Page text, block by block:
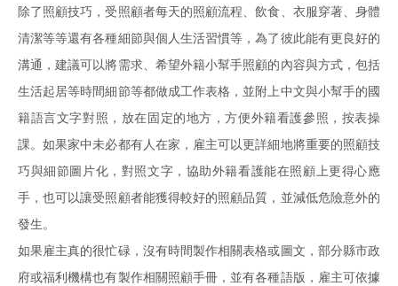
除了照顧技巧，受照顧者每天的照顧流程、飲食、衣服穿著、身體
清潔等等還有各種細節與個人生活習慣等，為了彼此能有更良好的
溝通，建議可以將需求、希望外籍小幫手照顧的內容與方式，包括
生活起居等時間細節等都做成工作表格，並附上中文與小幫手的國
籍語言文字對照，放在固定的地方，方便外籍看護參照，按表操
課。如果家中未必都有人在家，雇主可以更詳細地將重要的照顧技
巧與細節圖片化，對照文字，協助外籍看護能在照顧上更得心應
手，也可以讓受照顧者能獲得較好的照顧品質，並減低危險意外的
發生。
如果雇主真的很忙碌，沒有時間製作相關表格或圖文，部分縣市政
府或福利機構也有製作相關照顧手冊，並有各種語版，雇主可依據